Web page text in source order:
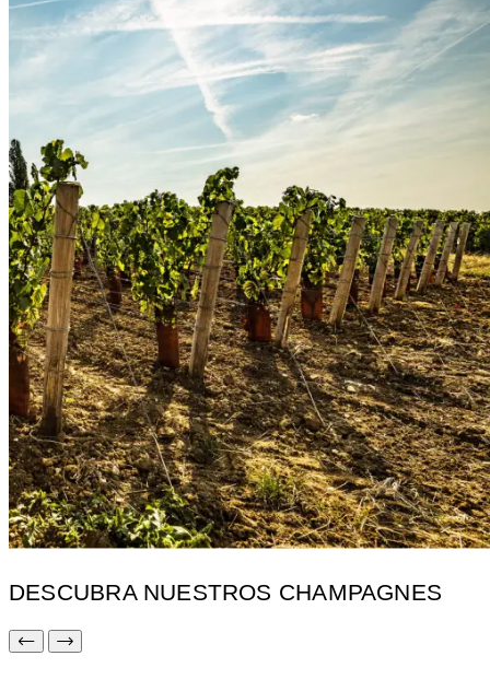
DESCUBRA NUESTROS CHAMPAGNES